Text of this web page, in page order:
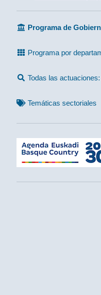
Programa de
Programa por
Todas las
Temáticas sectoriales